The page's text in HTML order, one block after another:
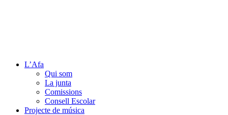
L’Afa
Qui som
La junta
Comissions
Consell Escolar
Projecte de música